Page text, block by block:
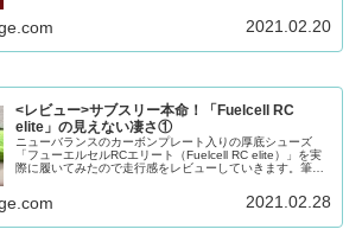
プレートがソール全面に搭載されています。2021.02.20
<レビュー>サブスリー本命！「Fuelcell RC
elite」の見えない凄さ①
ニューバランスのカーボンプレート入りの厚底シューズ
「フューエルセルRCエリート（Fuelcell RC elite）」を実
際に履いてみたので走行感をレビューしていきます。筆者
2021.02.28